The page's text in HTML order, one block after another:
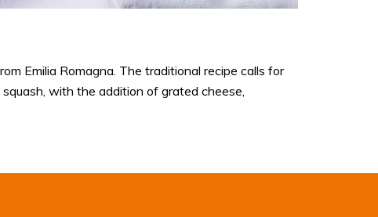
Emilia Romagna. The traditional recipe calls for
with the addition of grated cheese,